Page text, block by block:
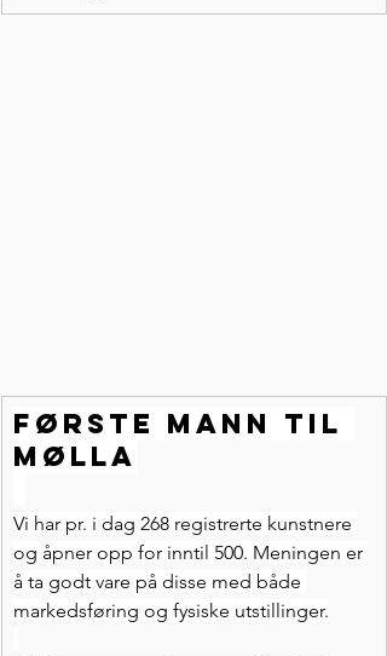
Første mann til
mølla
Vi har pr. i dag 268 registrerte kunstnere
og åpner opp for inntil 500. Meningen er
å ta godt vare på disse med både
markedsføring og fysiske utstillinger.